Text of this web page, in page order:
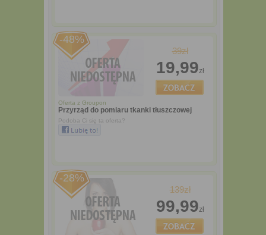
-48%
Oferta z Groupon
Przyrząd do pomiaru tkanki tłuszczowej
Podoba Ci się ta oferta?
39zł
19,99zł
-28%
139zł
99,99zł